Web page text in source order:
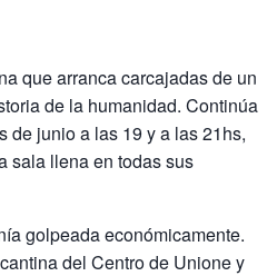
que arranca carcajadas de un
de la humanidad. Continúa
de junio a las 19 y a las 21hs,
sala llena en todas sus
golpeada económicamente.
del Centro de Unione y